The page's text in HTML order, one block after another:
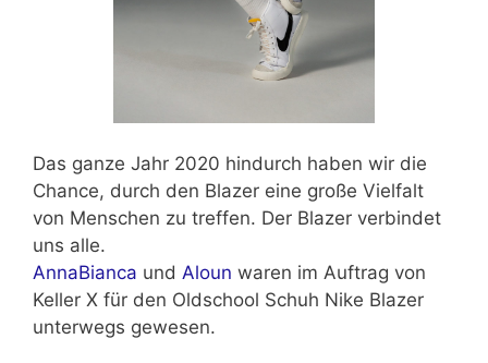
Das ganze Jahr 2020 hindurch haben wir die
Chance, durch den Blazer eine große Vielfalt
von Menschen zu treffen. Der Blazer verbindet
uns alle.
AnnaBianca und Aloun waren im Auftrag von
Keller X für den Oldschool Schuh Nike Blazer
unterwegs gewesen.